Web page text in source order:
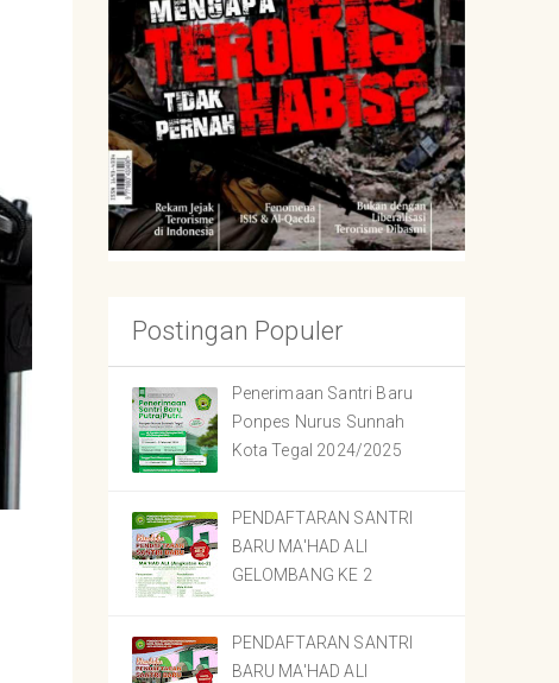
Postingan Populer
Penerimaan Santri Baru
Ponpes Nurus Sunnah
Kota Tegal 2024/2025
PENDAFTARAN SANTRI
BARU MA'HAD ALI
GELOMBANG KE 2
PENDAFTARAN SANTRI
BARU MA'HAD ALI